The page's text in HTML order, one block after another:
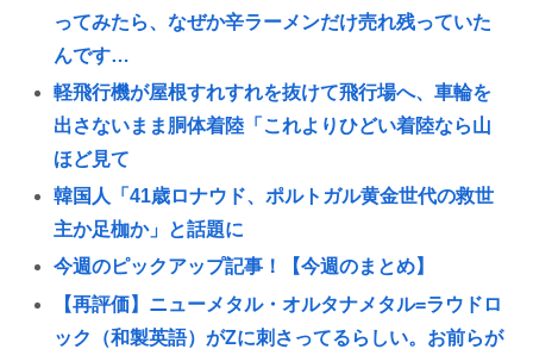
ってみたら、なぜか辛ラーメンだけ売れ残っていた
んです…
軽飛行機が屋根すれすれを抜けて飛行場へ、車輪を
出さないまま胴体着陸「これよりひどい着陸なら山
ほど見て
韓国人「41歳ロナウド、ポルトガル黄金世代の救世
主か足枷か」と話題に
今週のピックアップ記事！【今週のまとめ】
【再評価】ニューメタル・オルタナメタル=ラウドロ
ック（和製英語）がZに刺さってるらしい。お前らが